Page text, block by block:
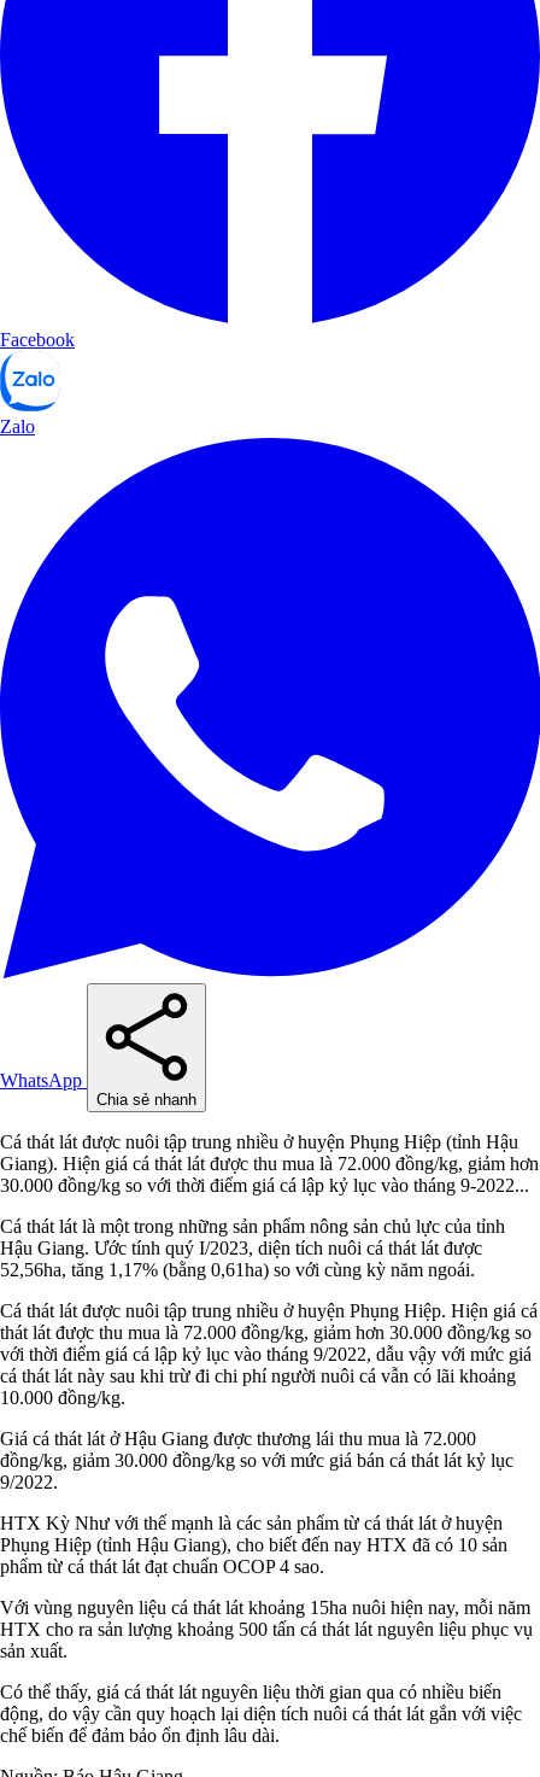
Facebook
Zalo
WhatsApp
Chia sẻ nhanh
Cá thát lát được nuôi tập trung nhiều ở huyện Phụng Hiệp (tỉnh Hậu
Giang). Hiện giá cá thát lát được thu mua là 72.000 đồng/kg, giảm hơn
30.000 đồng/kg so với thời điểm giá cá lập kỷ lục vào tháng 9-2022...
Cá thát lát là một trong những sản phẩm nông sản chủ lực của tỉnh
Hậu Giang. Ước tính quý I/2023, diện tích nuôi cá thát lát được
52,56ha, tăng 1,17% (bằng 0,61ha) so với cùng kỳ năm ngoái.
Cá thát lát được nuôi tập trung nhiều ở huyện Phụng Hiệp. Hiện giá cá
thát lát được thu mua là 72.000 đồng/kg, giảm hơn 30.000 đồng/kg so
với thời điểm giá cá lập kỷ lục vào tháng 9/2022, dẫu vậy với mức giá
cá thát lát này sau khi trừ đi chi phí người nuôi cá vẫn có lãi khoảng
10.000 đồng/kg.
Giá cá thát lát ở Hậu Giang được thương lái thu mua là 72.000
đồng/kg, giảm 30.000 đồng/kg so với mức giá bán cá thát lát kỷ lục
9/2022.
HTX Kỳ Như với thế mạnh là các sản phẩm từ cá thát lát ở huyện
Phụng Hiệp (tỉnh Hậu Giang), cho biết đến nay HTX đã có 10 sản
phẩm từ cá thát lát đạt chuẩn OCOP 4 sao.
Với vùng nguyên liệu cá thát lát khoảng 15ha nuôi hiện nay, mỗi năm
HTX cho ra sản lượng khoảng 500 tấn cá thát lát nguyên liệu phục vụ
sản xuất.
Có thể thấy, giá cá thát lát nguyên liệu thời gian qua có nhiều biến
động, do vậy cần quy hoạch lại diện tích nuôi cá thát lát gắn với việc
chế biến để đảm bảo ổn định lâu dài.